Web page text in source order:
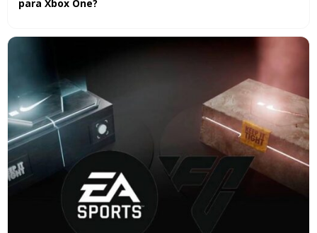
para Xbox One?